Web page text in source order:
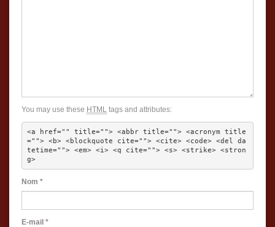
You may use these HTML tags and attributes:
<a href="" title=""> <abbr title=""> <acronym title
=""> <b> <blockquote cite=""> <cite> <code> <del da
tetime=""> <em> <i> <q cite=""> <s> <strike> <stron
g>
Nom *
E-mail *